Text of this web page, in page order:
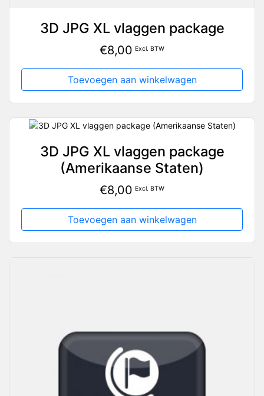
3D JPG XL vlaggen package
€8,00 Excl. BTW
Toevoegen aan winkelwagen
3D JPG XL vlaggen package
(Amerikaanse Staten)
€8,00 Excl. BTW
Toevoegen aan winkelwagen